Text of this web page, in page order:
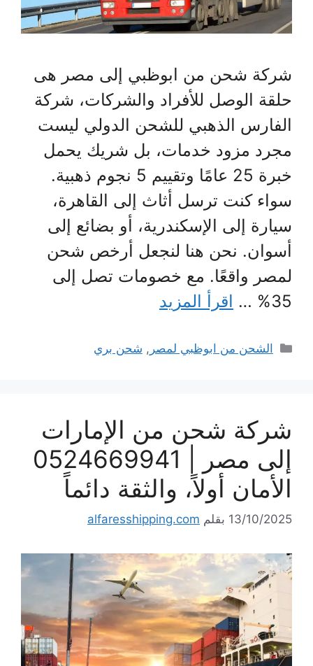
شركة شحن من ابوظبي إلى مصر هى
حلقة الوصل للأفراد والشركات، شركة
الفارس الذهبي للشحن الدولي ليست
مجرد مزود خدمات، بل شريك يحمل
خبرة 25 عامًا وتقييم 5 نجوم ذهبية.
سواء كنت ترسل أثاث إلى القاهرة،
سيارة إلى الإسكندرية، أو بضائع إلى
أسوان. نحن هنا لنجعل أرخص شحن
لمصر واقعًا. مع خصومات تصل إلى
35% …
اقرأ المزيد
التصنيفات
الشحن من ابوظبي لمصر , شحن بري
شركة شحن من الإمارات
إلى مصر | 0524669941
الأمان أولاً، والثقة دائماً
13/10/2025 بقلم alfaresshipping.com